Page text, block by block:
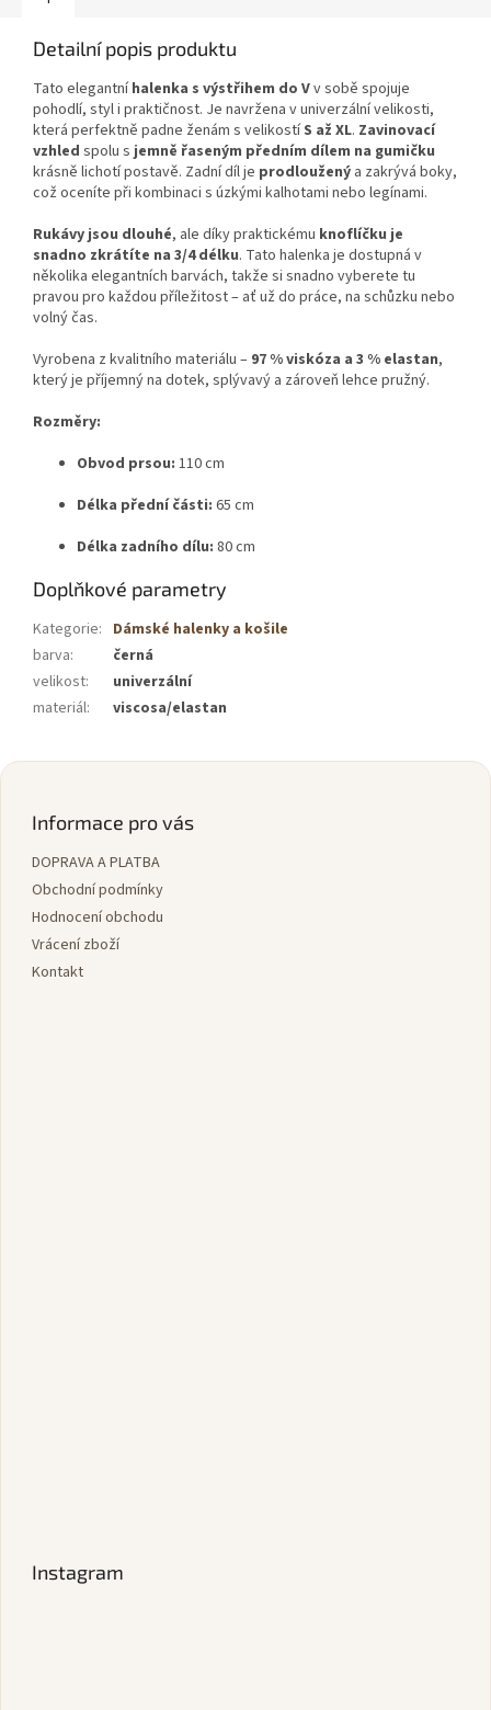
Detailní popis produktu
Tato elegantníhalenka s výstřihem do Vv sobě spojuje
pohodlí, styl i praktičnost. Je navržena v univerzální velikosti,
která perfektně padne ženám s velikostíS až XL. Zavinovací
vzhled spolu sjemně řaseným předním dílem na gumičku
krásně lichotí postavě. Zadní díl je prodloužený a zakrývá boky,
což oceníte při kombinaci s úzkými kalhotami nebo legínami.
Rukávy jsou dlouhé, ale díky praktickému knoflíčku je
snadno zkrátíte na 3/4 délku. Tato halenka je dostupná v
několika elegantních barvách, takže si snadno vyberete tu
pravou pro každou příležitost – ať už do práce, na schůzku nebo
volný čas.
Vyrobena z kvalitního materiálu – 97 % viskóza a 3 % elastan,
který je příjemný na dotek, splývavý a zároveň lehce pružný.
Rozměry:
Obvod prsou: 110 cm
Délka přední části: 65 cm
Délka zadního dílu: 80 cm
Doplňkové parametry
Kategorie: Dámské halenky a košile
barva:
černá
velikost:
univerzální
materiál: viscosa/elastan
Z
Informace pro vás
DOPRAVA A PLATBA
Obchodní podmínky
Hodnocení obchodu
Vrácení zboží
Kontakt
Instagram